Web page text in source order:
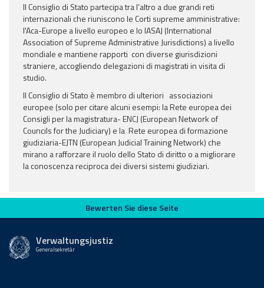
Il Consiglio di Stato partecipa tra l’altro a due grandi reti
internazionali che riuniscono le Corti supreme amministrative:
l'Aca-Europe a livello europeo e lo IASAJ (International
Association of Supreme Administrative Jurisdictions) a livello
mondiale e mantiene rapporti con diverse giurisdizioni
straniere, accogliendo delegazioni di magistrati in visita di
studio.
Il Consiglio di Stato è membro di ulteriori associazioni
europee (solo per citare alcuni esempi: la Rete europea dei
Consigli per la magistratura- ENCJ (European Network of
Councils for the Judiciary) e la Rete europea di formazione
giudiziaria-EJTN (European Judicial Training Network) che
mirano a rafforzare il ruolo dello Stato di diritto o a migliorare
la conoscenza reciproca dei diversi sistemi giudiziari.
Bewerten Sie diese Seite
Bewerten Sie diese Seite
Verwaltungsjustiz
Generalsekretär